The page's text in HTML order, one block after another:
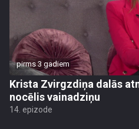
pirms 3 gadiem
Krista Zvirgzdiņa dalās
nocēlis vainadziņu
14. epizode